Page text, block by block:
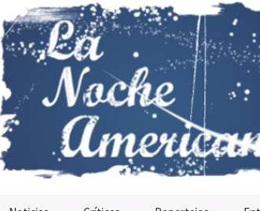
Saltar al contenido